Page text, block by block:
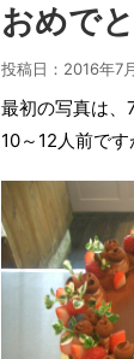
おめで
投稿日： 2016年7
最初の写真は、
10～12人前で